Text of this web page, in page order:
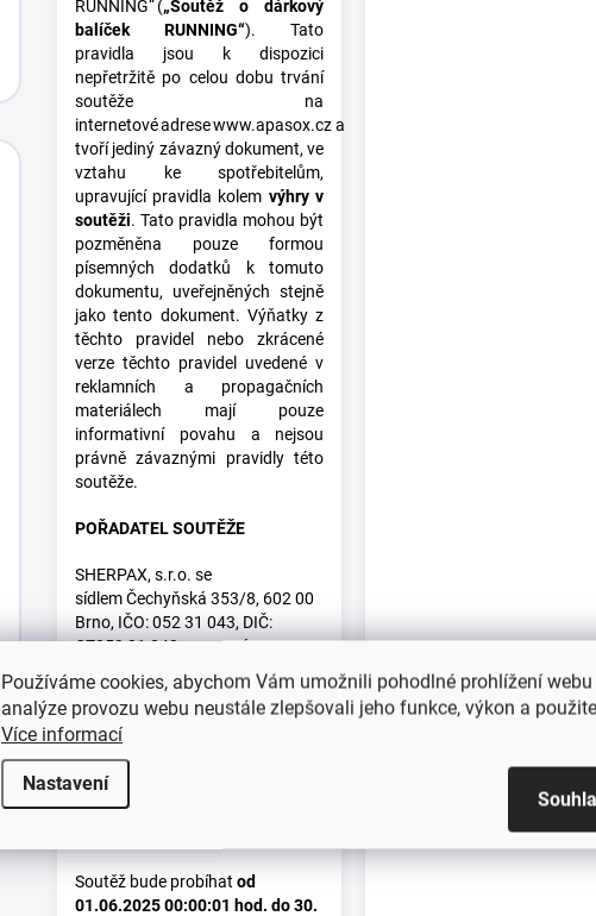
Používáme cookies, abychom Vám umožnili pohodlné prohlížení
analýze provozu webu neustále zlepšovali jeho funkce, výkon a
Více informací
Nastavení
RUNNING“(„Soutěž o dárkový
balíček RUNNING“). Tato
pravidla jsou k dispozici
nepřetržitě po celou dobu trvání
soutěže na
internetové adresewww.apasox.cza
tvoří jediný závazný dokument, ve
vztahu ke spotřebitelům,
upravující pravidla kolem výhry v
soutěži. Tato pravidla mohou být
pozměněna pouze formou
písemných dodatků k tomuto
dokumentu, uveřejněných stejně
jako tento dokument. Výňatky z
těchto pravidel nebo zkrácené
verze těchto pravidel uvedené v
reklamních a propagačních
materiálech mají pouze
informativní povahu a nejsou
právně závaznými pravidly této
soutěže.
POŘADATEL SOUTĚŽE
SHERPAX, s.r.o. se
sídlem Čechyňská 353/8, 602 00
Brno, IČO: 052 31 043, DIČ:
CZ052 31 043, zapsaná
v obchodním rejstříku vedený
Krajským soudem v Brně, sp. zn.
C 94214 („pořadatel“),
provozovatel e-shopu
www.apasox.cz.
DOBA KONÁNÍ
Soutěž bude probíhat od
01.06.2025 00:00:01 hod. do 30.